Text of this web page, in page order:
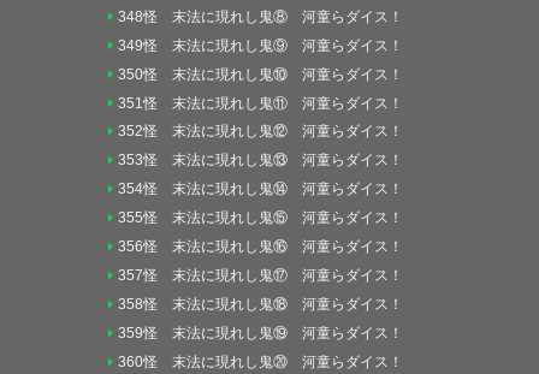
348怪 末法に現れし鬼⑧ 河童らダイス！
349怪 末法に現れし鬼⑨ 河童らダイス！
350怪 末法に現れし鬼⑩ 河童らダイス！
351怪 末法に現れし鬼⑪ 河童らダイス！
352怪 末法に現れし鬼⑫ 河童らダイス！
353怪 末法に現れし鬼⑬ 河童らダイス！
354怪 末法に現れし鬼⑭ 河童らダイス！
355怪 末法に現れし鬼⑮ 河童らダイス！
356怪 末法に現れし鬼⑯ 河童らダイス！
357怪 末法に現れし鬼⑰ 河童らダイス！
358怪 末法に現れし鬼⑱ 河童らダイス！
359怪 末法に現れし鬼⑲ 河童らダイス！
360怪 末法に現れし鬼⑳ 河童らダイス！